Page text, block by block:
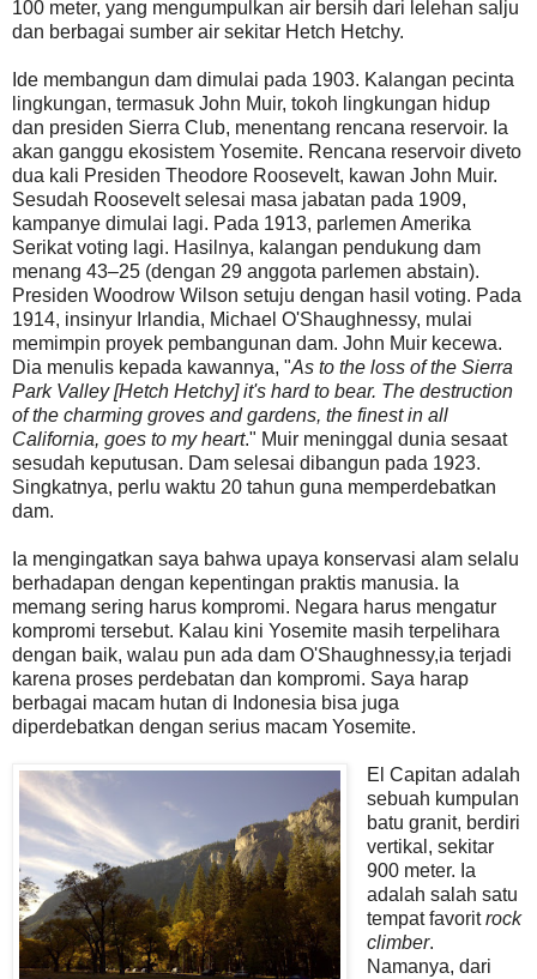
100 meter, yang mengumpulkan air bersih dari lelehan salju
dan berbagai sumber air sekitar Hetch Hetchy.
Ide membangun dam dimulai pada 1903. Kalangan pecinta
lingkungan, termasuk John Muir, tokoh lingkungan hidup
dan presiden Sierra Club, menentang rencana reservoir. Ia
akan ganggu ekosistem Yosemite. Rencana reservoir diveto
dua kali Presiden Theodore Roosevelt, kawan John Muir.
Sesudah Roosevelt selesai masa jabatan pada 1909,
kampanye dimulai lagi. Pada 1913, parlemen Amerika
Serikat voting lagi. Hasilnya, kalangan pendukung dam
menang 43–25 (dengan 29 anggota parlemen abstain).
Presiden Woodrow Wilson setuju dengan hasil voting. Pada
1914, insinyur Irlandia, Michael O'Shaughnessy, mulai
memimpin proyek pembangunan dam. John Muir kecewa.
Dia menulis kepada kawannya, "As to the loss of the Sierra
Park Valley [Hetch Hetchy] it's hard to bear. The destruction
of the charming groves and gardens, the finest in all
California, goes to my heart." Muir meninggal dunia sesaat
sesudah keputusan. Dam selesai dibangun pada 1923.
Singkatnya, perlu waktu 20 tahun guna memperdebatkan
dam.
Ia mengingatkan saya bahwa upaya konservasi alam selalu
berhadapan dengan kepentingan praktis manusia. Ia
memang sering harus kompromi. Negara harus mengatur
kompromi tersebut. Kalau kini Yosemite masih terpelihara
dengan baik, walau pun ada dam O'Shaughnessy,ia terjadi
karena proses perdebatan dan kompromi. Saya harap
berbagai macam hutan di Indonesia bisa juga
diperdebatkan dengan serius macam Yosemite.
El Capitan adalah
sebuah kumpulan
batu granit, berdiri
vertikal, sekitar
900 meter. Ia
adalah salah satu
tempat favoritrock
climber.
Namanya, dari